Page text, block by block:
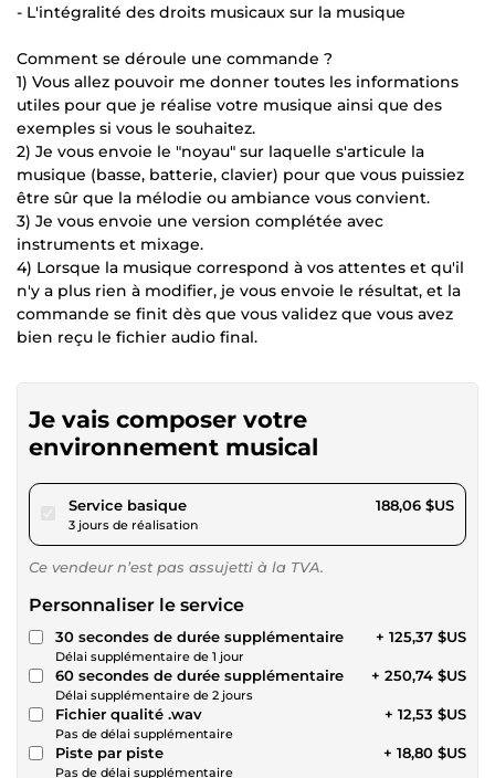
- L'intégralité des droits musicaux sur la musique
Comment se déroule une commande ?
1) Vous allez pouvoir me donner toutes les informations
utiles pour que je réalise votre musique ainsi que des
exemples si vous le souhaitez.
2) Je vous envoie le "noyau" sur laquelle s'articule la
musique (basse, batterie, clavier) pour que vous puissiez
être sûr que la mélodie ou ambiance vous convient.
3) Je vous envoie une version complétée avec
instruments et mixage.
4) Lorsque la musique correspond à vos attentes et qu'il
n'y a plus rien à modifier, je vous envoie le résultat, et la
commande se finit dès que vous validez que vous avez
bien reçu le fichier audio final.
Je vais composer votre
environnement musical
Service basiquepour 173,32 $US
3 jours de réalisation
188,06 $US
Ce vendeur n’est pas assujetti à la TVA.
Personnaliser le service
30 secondes de durée supplémentaire
Délai supplémentaire de 1 jour
+ 125,37 $US
60 secondes de durée supplémentaire
Délai supplémentaire de 2 jours
+ 250,74 $US
Fichier qualité .wav
Pas de délai supplémentaire
+ 12,53 $US
Piste par piste
Pas de délai supplémentaire
+ 18,80 $US